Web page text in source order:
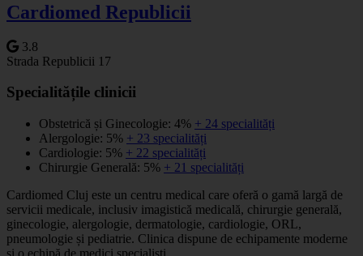
Cardiomed Republicii
3.8
Strada Republicii 17
Specialitățile clinicii
Obstetrică și Ginecologie: 4% + 24 specialități
Alergologie: 5% + 23 specialități
Cardiologie: 5% + 22 specialități
Chirurgie Generală: 5% + 21 specialități
Cardiomed Cluj este un centru medical care oferă o gamă largă de
servicii medicale, inclusiv imagistică medicală, chirurgie generală,
ginecologie, alergologie, dermatologie, cardiologie, ORL,
pneumologie și pediatrie. Clinica dispune de echipamente moderne
și o echipă de medici specialiști.